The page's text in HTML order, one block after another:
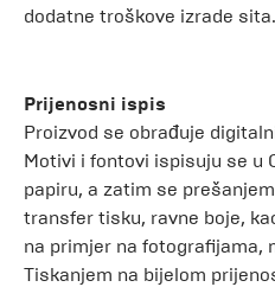
dodatne troškove izrade sita.
Prijenosni ispis
Proizvod se obrađuje
Motivi i fontovi ispisuju se u
papiru, a zatim se
transfer tisku, ravne boje,
na primjer na fotografijama,
Tiskanjem na bijelom